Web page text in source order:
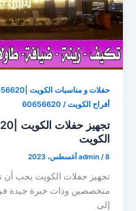
حفلات و مناسبات الكويت |60656620| أفراح الكويت
أفراح الكويت / 60656620
الكويت
admin /8 أغسطس، 2023
تجهيز حفلات الكويت يجب أن
متخصصين وذات خبرة جيدة
إلى